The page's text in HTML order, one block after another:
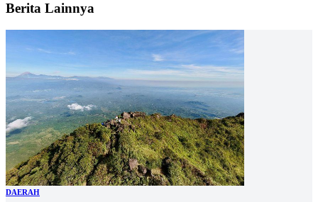
Berita Lainnya
DAERAH